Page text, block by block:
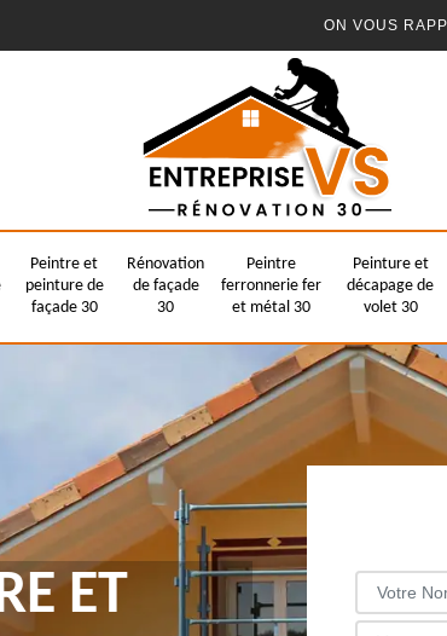
ON VOUS
Peintre et
peinture de
façade 30
Rénovation
de façade
30
Peintre
ferronnerie fer
et métal 30
Peinture et
décapage de
volet 30
ET